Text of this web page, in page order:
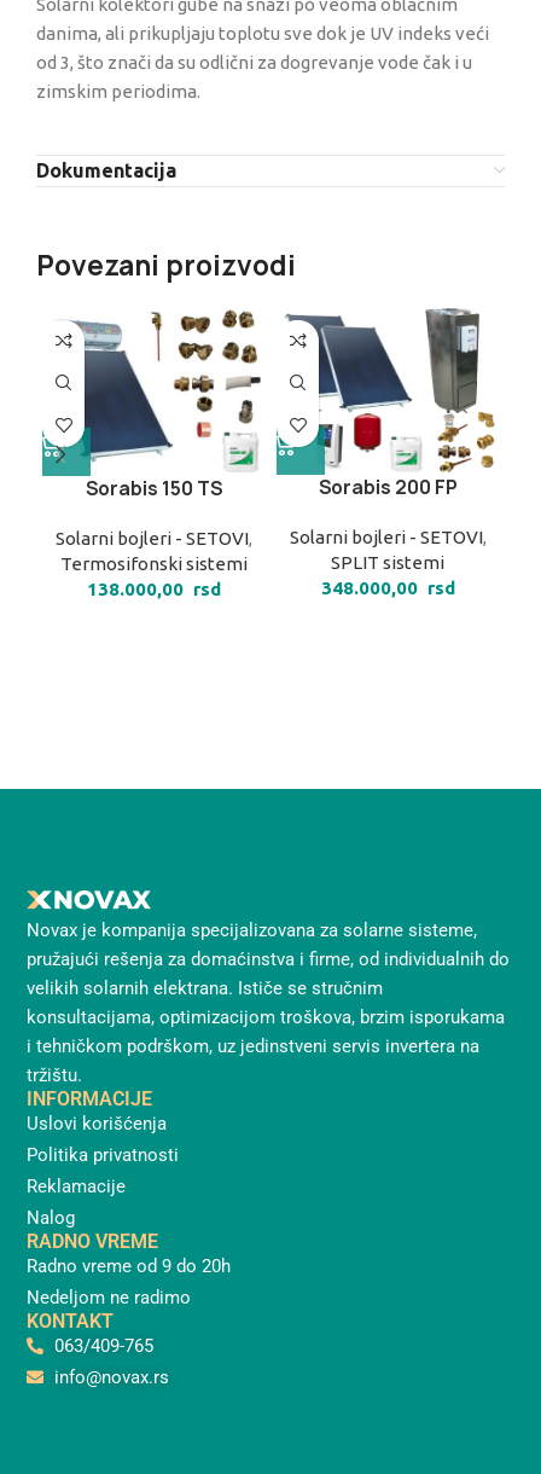
danima, ali prikupljaju toplotu sve dok je UV indeks veći
od 3, što znači da su odlični za dogrevanje vode čak i u
zimskim periodima.
Dokumentacija
Povezani proizvodi
Sorabis 150 TS
Solarni bojleri - SETOVI,
Termosifonski sistemi
138.000,00 rsd
Sorabis 200 FP
Solarni bojleri - SETOVI,
SPLIT sistemi
348.000,00 rsd
Novax je kompanija specijalizovana za solarne sisteme,
pružajući rešenja za domaćinstva i firme, od individualnih do
velikih solarnih elektrana. Ističe se stručnim
konsultacijama, optimizacijom troškova, brzim isporukama
i tehničkom podrškom, uz jedinstveni servis invertera na
tržištu.
INFORMACIJE
Uslovi korišćenja
Politika privatnosti
Reklamacije
Nalog
RADNO VREME
Radno vreme od 9 do 20h
Nedeljom ne radimo
KONTAKT
063/409-765
info@novax.rs